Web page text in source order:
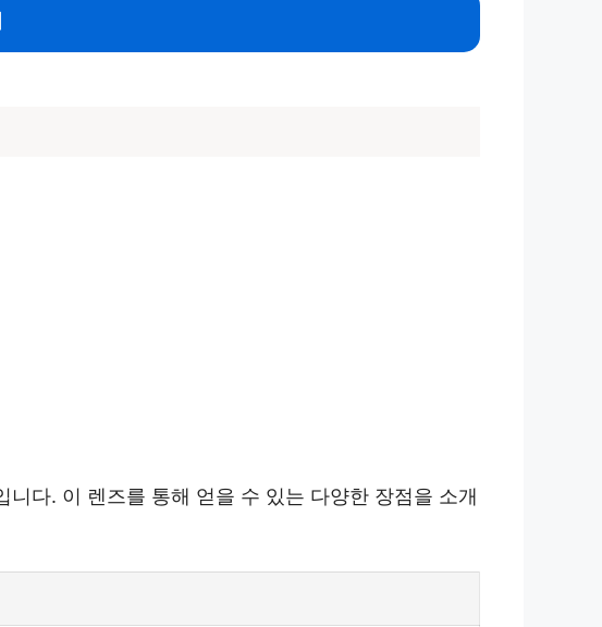
다. 이 렌즈를 통해 얻을 수 있는 다양한 장점을 소개